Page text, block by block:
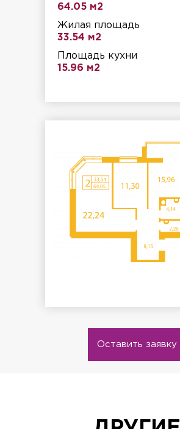
64.05 м2
Жилая площадь
33.54 м2
Площадь кухни
15.96 м2
Оставить заявку